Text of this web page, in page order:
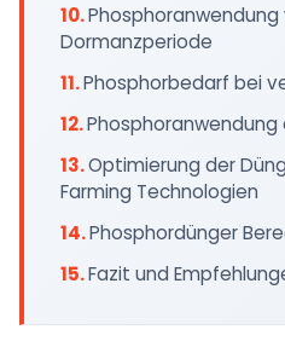
Dormanzperiode
Phosphorbedarf bei
Optimierung der
Farming Technologien
Phosphordünger
Fazit und